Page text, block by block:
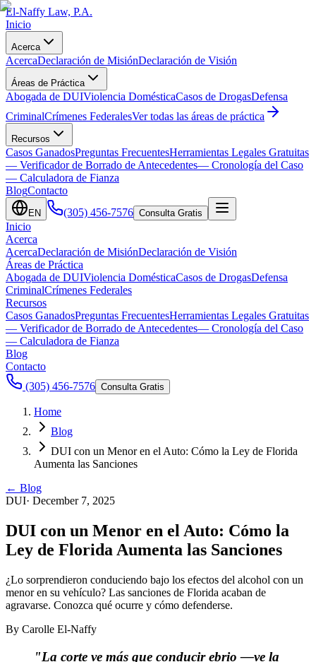
El-Naffy Law, P.A.
Inicio
Acerca
AcercaDeclaración de MisiónDeclaración de Visión
Áreas de Práctica
Abogada de DUIViolencia DomésticaCasos de DrogasDefensa
CriminalCrímenes FederalesVer todas las áreas de práctica
Recursos
Casos GanadosPreguntas FrecuentesHerramientas Legales Gratuitas
— Verificador de Borrado de Antecedentes— Cronología del Caso
— Calculadora de Fianza
BlogContacto
EN (305) 456-7576 Consulta Gratis
Inicio
Acerca
AcercaDeclaración de MisiónDeclaración de Visión
Áreas de Práctica
Abogada de DUIViolencia DomésticaCasos de DrogasDefensa
CriminalCrímenes Federales
Recursos
Casos GanadosPreguntas FrecuentesHerramientas Legales Gratuitas
— Verificador de Borrado de Antecedentes— Cronología del Caso
— Calculadora de Fianza
Blog
Contacto
(305) 456-7576 Consulta Gratis
Home
Blog
DUI con un Menor en el Auto: Cómo la Ley de Florida
Aumenta las Sanciones
← Blog
DUI· December 7, 2025
DUI con un Menor en el Auto: Cómo la
Ley de Florida Aumenta las Sanciones
¿Lo sorprendieron conduciendo bajo los efectos del alcohol con un
menor en su vehículo? Las sanciones de Florida acaban de
agravarse. Conozca qué ocurre y cómo defenderse.
By Carolle El-Naffy
"La corte ve más que conducir ebrio —ve la